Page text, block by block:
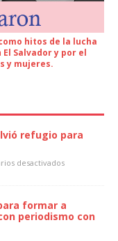
hitos de la lucha
Salvador y por el
y mujeres.
refugio para
desactivados
formar a
periodismo con